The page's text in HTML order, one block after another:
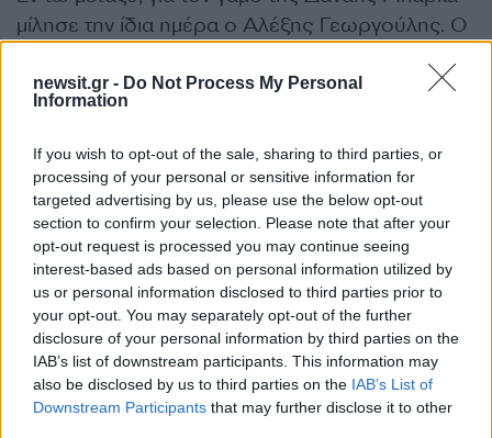
newsit.gr - Do Not Process My Personal
Information
If you wish to opt-out of the sale, sharing to third parties, or
processing of your personal or sensitive information for
targeted advertising by us, please use the below opt-out
section to confirm your selection. Please note that after your
opt-out request is processed you may continue seeing
interest-based ads based on personal information utilized by
us or personal information disclosed to third parties prior to
your opt-out. You may separately opt-out of the further
disclosure of your personal information by third parties on the
IAB’s list of downstream participants. This information may
also be disclosed by us to third parties on the IAB’s List of
Downstream Participants that may further disclose it to other
μίλησε την ίδια ημέρα ο Αλέξης Γεωργούλης. Ο
Βίκυς Σταυροπούλου λίγο πριν από το σημαντικό
αυτό γεγονός παραχώρησε δηλώσεις στην
εκπομπή «Σαββατοκύριακο Παρέα».
«Μετά το θέατρο θα πρέπει να κατευθυνθούμε
προς τα κάτω. Αν είμαι πολύ κουρασμένος,
βαριέμαι να οδηγώ, θα πρέπει να οδηγήσει
κάποιος άλλος. Αν προσφέρεται κανείς να μας
πάει. Δεν ξέρω που είναι η εκκλησία. Ακόμα δεν
έχω πάρει GPS (σ.σ. με το σημείο)»,δήλωσε ο
Αλέξης Γεωργούλης, μιλώντας για τον γάμο
της Δανάης Μπάρκα.